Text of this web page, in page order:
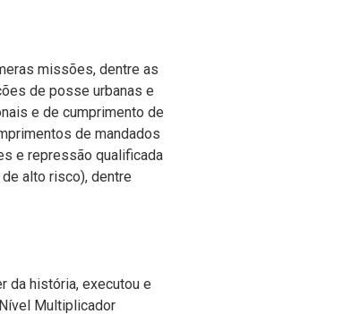
missões, dentre as
de posse urbanas e
e de cumprimento de
de mandados
e repressão qualificada
alto risco), dentre
da história, executou e
Multiplicador